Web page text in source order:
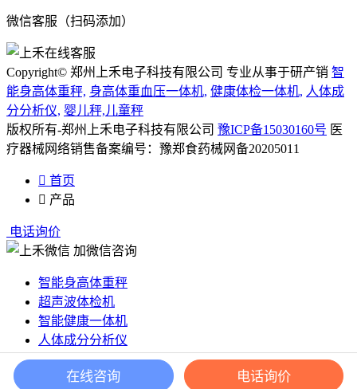
微信客服（扫码添加）
Copyright© 郑州上禾电子科技有限公司 专业从事于研产销 智
能身高体重秤, 身高体重血压一体机, 健康体检一体机, 人体成
分分析仪, 婴儿秤,儿童秤
版权所有-郑州上禾电子科技有限公司 豫ICP备15030160号 医
疗器械网络销售备案编号：豫郑食药械网备20205011
 首页
 产品
电话询价
加微信咨询
智能身高体重秤
超声波体检机
智能健康一体机
人体成分分析仪
儿童秤/婴儿秤
出口投币秤
在线咨询 电话询价